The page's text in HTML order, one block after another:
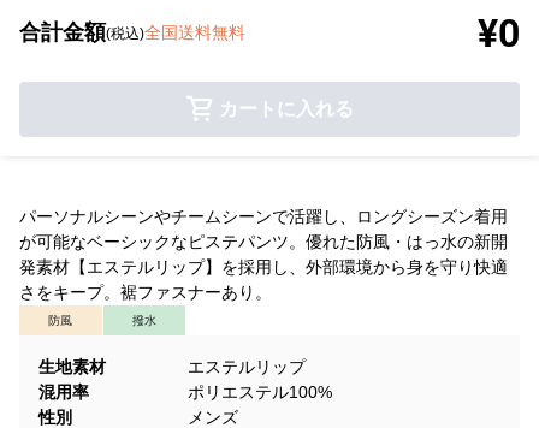
合計金額(税込)全国送料無料 ¥0
カートに入れる
パーソナルシーンやチームシーンで活躍し、ロングシーズン着用
が可能なベーシックなピステパンツ。優れた防風・はっ水の新開
発素材【エステルリップ】を採用し、外部環境から身を守り快適
さをキープ。裾ファスナーあり。
防風 撥水
生地素材
エステルリップ
混用率
ポリエステル100%
性別
メンズ